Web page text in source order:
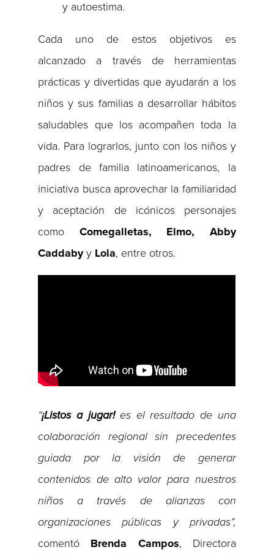
y autoestima.
Cada uno de estos objetivos es
alcanzado a través de herramientas
prácticas y divertidas que ayudarán a los
niños y sus familias a desarrollar hábitos
saludables que los acompañen toda la
vida. Para lograrlos, junto con los niños y
padres de familia latinoamericanos, la
iniciativa busca aprovechar la familiaridad
y aceptación de icónicos personajes
como Comegalletas, Elmo, Abby
Caddabyy Lola, entre otros.
“¡Listos a jugar!es el resultado de una
colaboración regional sin precedentes
guiada por la visión de generar
contenidos de alto valor para nuestros
niños a través de alianzas con
organizaciones públicas y privadas”,
comentó Brenda Campos, Directora